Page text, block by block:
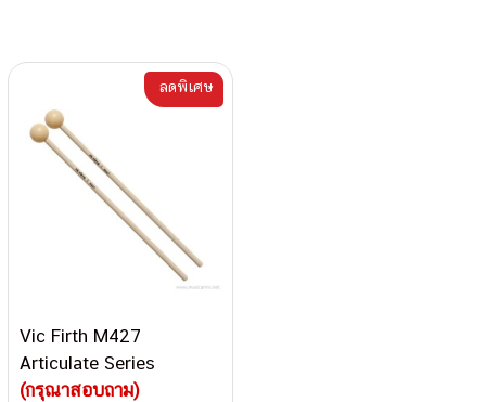
Vic Firth M427
Articulate Series
Keyboard Mallet 1 1/4
(กรุณาสอบถาม)
ลดพิเศษ